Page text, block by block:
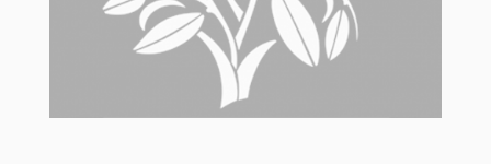
SAÇ AKSESUARLARI
GELİN / DÜĞÜN AKSESUARLARI
PARTİ SÜSLERİ